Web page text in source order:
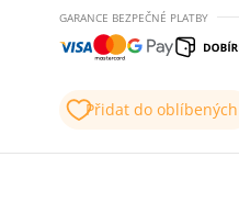
GARANCE BEZPEČNÉ PLATBY
Přidat do oblíbených